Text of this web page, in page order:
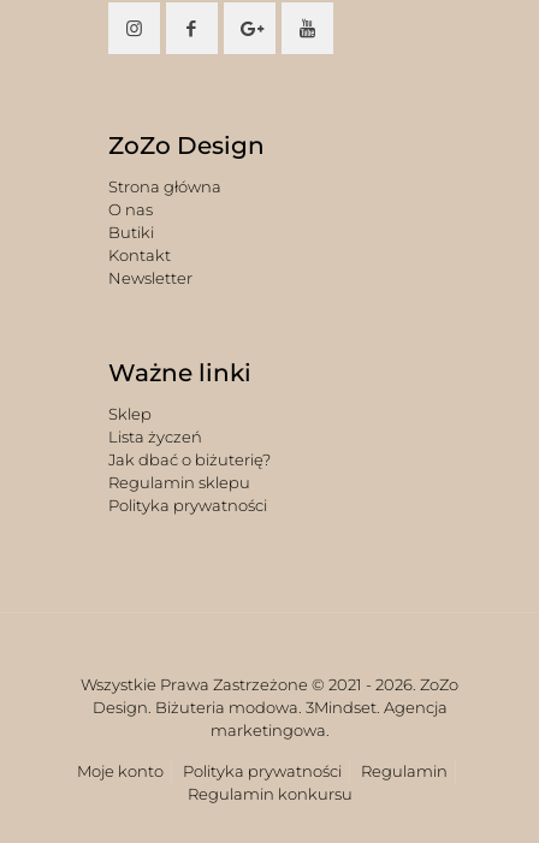
ZoZo Design
Strona główna
O nas
Butiki
Kontakt
Newsletter
Ważne linki
Sklep
Lista życzeń
Jak dbać o biżuterię?
Regulamin sklepu
Polityka prywatności
Wszystkie Prawa Zastrzeżone © 2021 - 2026. ZoZo
Design. Biżuteria modowa. 3Mindset. Agencja
marketingowa.
Moje konto Polityka prywatności
Regulamin
Regulamin konkursu